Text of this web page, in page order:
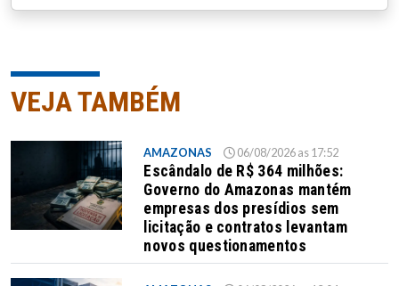
VEJA TAMBÉM
AMAZONAS 06/08/2026 as 17:52
Escândalo de R$ 364 milhões:
Governo do Amazonas mantém
empresas dos presídios sem
licitação e contratos levantam
novos questionamentos